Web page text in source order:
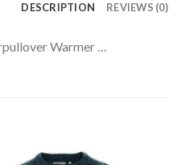
DESCRIPTION REVIEWS (0)
Warmer …